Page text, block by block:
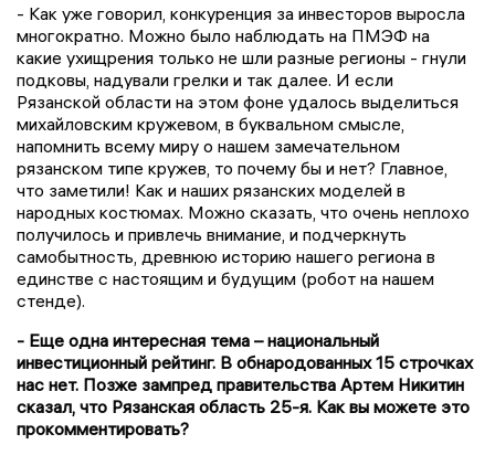
- Как уже говорил, конкуренция за инвесторов выросла
многократно. Можно было наблюдать на ПМЭФ на
какие ухищрения только не шли разные регионы - гнули
подковы, надували грелки и так далее. И если
Рязанской области на этом фоне удалось выделиться
михайловским кружевом, в буквальном смысле,
напомнить всему миру о нашем замечательном
рязанском типе кружев, то почему бы и нет? Главное,
что заметили! Как и наших рязанских моделей в
народных костюмах. Можно сказать, что очень неплохо
получилось и привлечь внимание, и подчеркнуть
самобытность, древнюю историю нашего региона в
единстве с настоящим и будущим (робот на нашем
стенде).
- Еще одна интересная тема – национальный
инвестиционный рейтинг. В обнародованных 15 строчках
нас нет. Позже зампред правительства Артем Никитин
сказал, что Рязанская область 25-я. Как вы можете это
прокомментировать?